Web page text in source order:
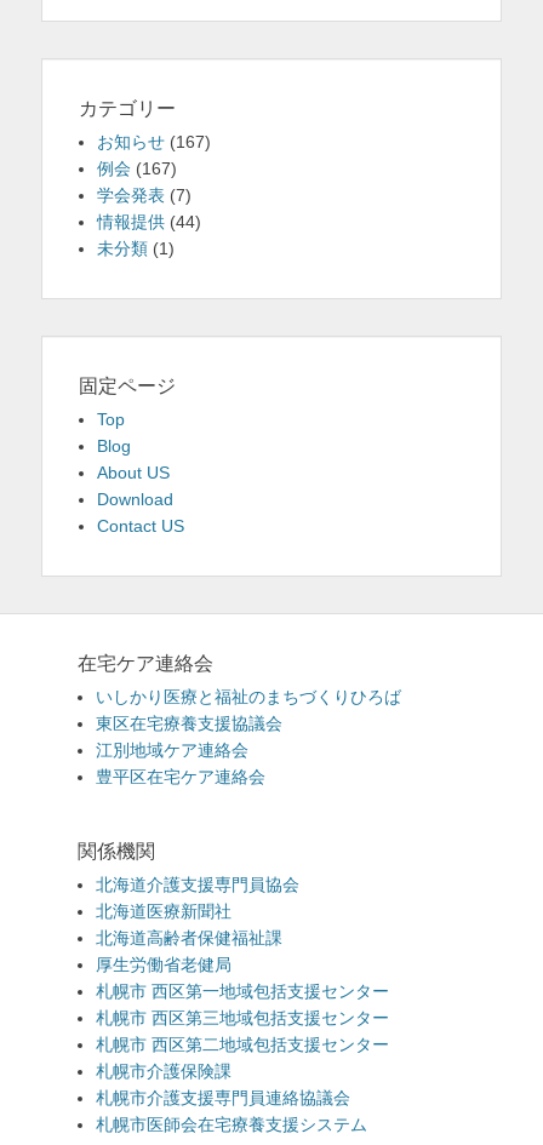
カテゴリー
お知らせ (167)
例会 (167)
学会発表 (7)
情報提供 (44)
未分類 (1)
固定ページ
Top
Blog
About US
Download
Contact US
在宅ケア連絡会
いしかり医療と福祉のまちづくりひろば
東区在宅療養支援協議会
江別地域ケア連絡会
豊平区在宅ケア連絡会
関係機関
北海道介護支援専門員協会
北海道医療新聞社
北海道高齢者保健福祉課
厚生労働省老健局
札幌市 西区第一地域包括支援センター
札幌市 西区第三地域包括支援センター
札幌市 西区第二地域包括支援センター
札幌市介護保険課
札幌市介護支援専門員連絡協議会
札幌市医師会在宅療養支援システム